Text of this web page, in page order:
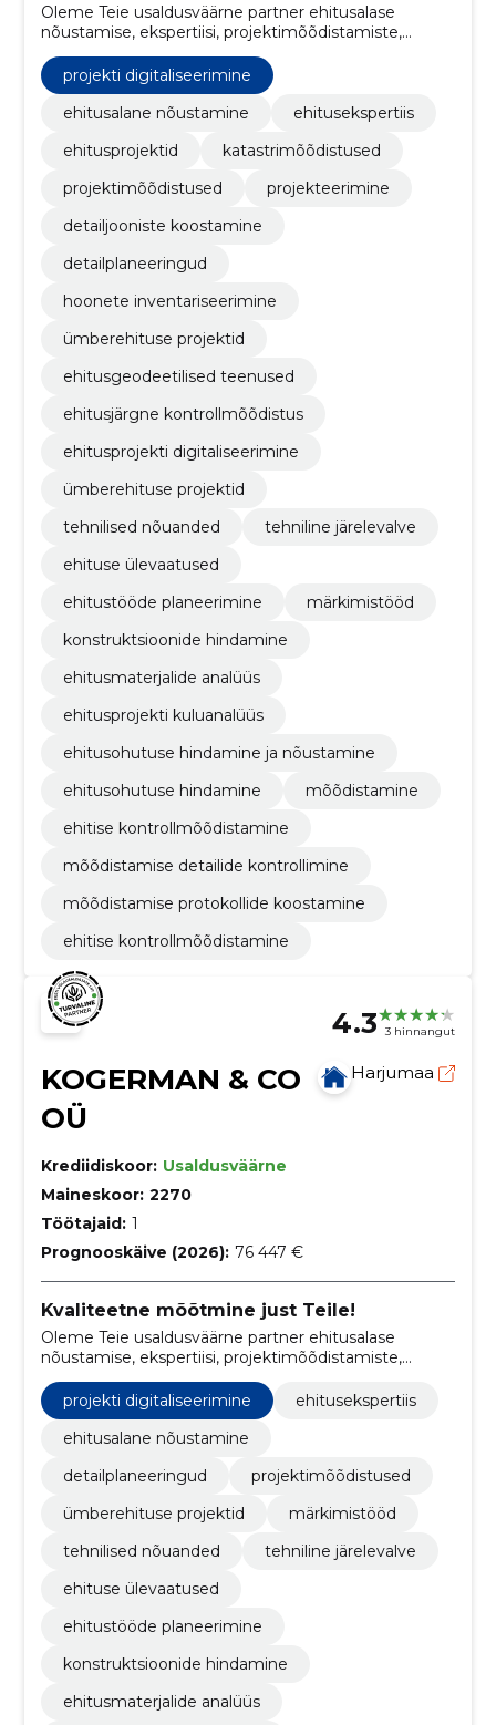
Oleme Teie usaldusväärne partner ehitusalase
nõustamise, ekspertiisi, projektimõõdistamiste,
detailjooniste koostamise, detailplaneeringute,
märkimistööde, ümberehituse projektide,
ehitusejärgsete kontrollmõõdistuste ja ehitusprojekti
digitaliseerimise valdkonnas.
projekti digitaliseerimine
ehitusalane nõustamine
ehitusekspertiis
ehitusprojektid
katastrimõõdistused
projektimõõdistused
projekteerimine
detailjooniste koostamine
detailplaneeringud
hoonete inventariseerimine
ümberehituse projektid
ehitusgeodeetilised teenused
ehitusjärgne kontrollmõõdistus
ehitusprojekti digitaliseerimine
ümberehituse projektid
tehnilised nõuanded
tehniline järelevalve
ehituse ülevaatused
ehitustööde planeerimine
märkimistööd
konstruktsioonide hindamine
ehitusmaterjalide analüüs
ehitusprojekti kuluanalüüs
ehitusohutuse hindamine ja nõustamine
ehitusohutuse hindamine
mõõdistamine
ehitise kontrollmõõdistamine
mõõdistamise detailide kontrollimine
mõõdistamise protokollide koostamine
ehitise kontrollmõõdistamine
4.3 3 hinnangut
KOGERMAN & CO
OÜ
Harjumaa
Krediidiskoor: Usaldusväärne
Maineskoor: 2270
Töötajaid: 1
Prognooskäive (2026): 76 447 €
Kvaliteetne mõõtmine just Teile!
Oleme Teie usaldusväärne partner ehitusalase
nõustamise, ekspertiisi, projektimõõdistamiste,
märkimistööde, ümberehituse projektide,
ehitusejärgsete kontrollmõõdistuste ja ehitusprojekti
digitaliseerimise valdkonnas.
projekti digitaliseerimine
ehitusekspertiis
ehitusalane nõustamine
detailplaneeringud
projektimõõdistused
ümberehituse projektid
märkimistööd
tehnilised nõuanded
tehniline järelevalve
ehituse ülevaatused
ehitustööde planeerimine
konstruktsioonide hindamine
ehitusmaterjalide analüüs